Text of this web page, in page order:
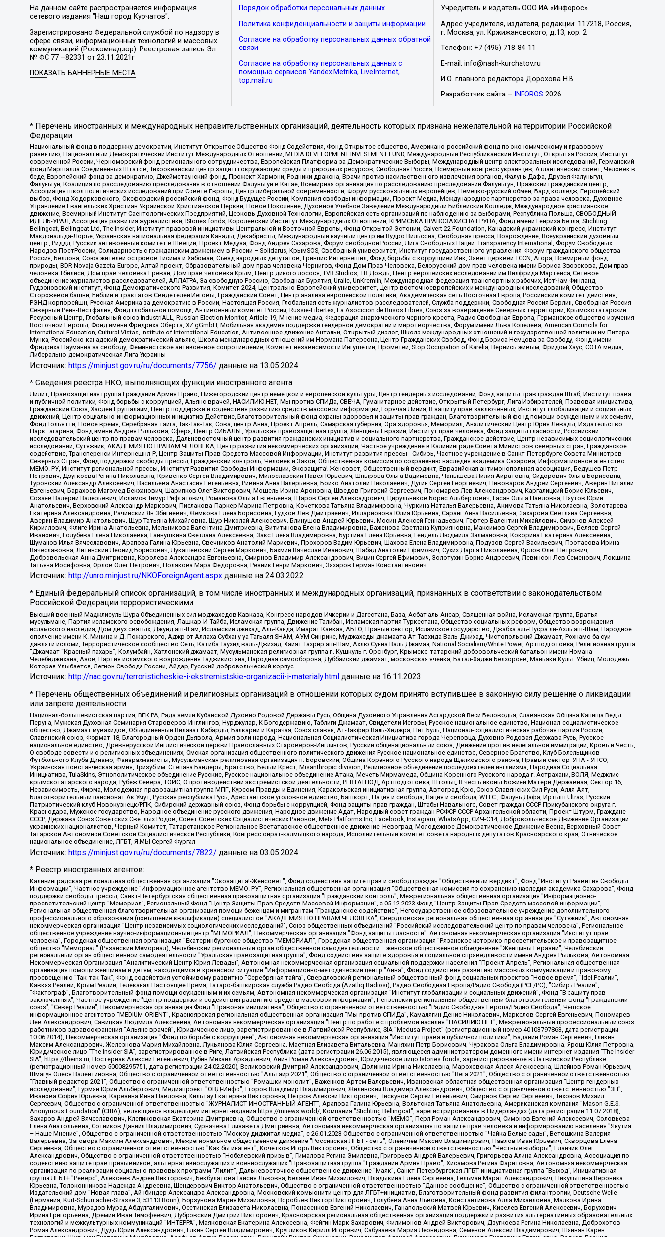
На данном сайте распространяется информация
сетевого издания "Наш город Курчатов".
Зарегистрировано Федеральной службой по надзору в
сфере связи, информационных технологий и массовых
коммуникаций (Роскомнадзор). Реестровая запись Эл
№ ФС 77 –82331 от 23.11.2021г
ПОКАЗАТЬ БАННЕРНЫЕ МЕСТА
Порядок обработки персональных данных
Политика конфиденциальности и защиты информации
Согласие на обработку персональных данных обратной
связи
Согласие на обработку персональных данных с
помощью сервисов Yandex.Metrika, LiveInternet,
top.mail.ru
Учредитель и издатель ООО ИА «Инфорос».
Адрес учредителя, издателя, редакции: 117218, Россия,
г. Москва, ул. Кржижановского, д.13, кор. 2
Телефон: +7 (495) 718-84-11
E-mail: info@nash-kurchatov.ru
И.О. главного редактора Дорохова Н.В.
Разработчик сайта – INFOROS 2026
* Перечень иностранных и международных неправительственных организаций, деятельность которых признана нежелательной на территории Российской
Федерации:
Национальный фонд в поддержку демократии, Институт Открытое Общество Фонд Содействия, Фонд Открытое общество, Американо-российский фонд по экономическому и правовому
развитию, Национальный Демократический Институт Международных Отношений, MEDIA DEVELOPMENT INVESTMENT FUND, Международный Республиканский Институт, Открытая Россия, Институт
современной России, Черноморский фонд регионального сотрудничества, Европейская Платформа за Демократические Выборы, Международный центр электоральных исследований, Германский
фонд Маршалла Соединенных Штатов, Тихоокеанский центр защиты окружающей среды и природных ресурсов, Свободная Россия, Всемирный конгресс украинцев, Атлантический совет, Человек в
беде, Европейский фонд за демократию, Джеймстаунский фонд, Прожект Хармони, Родники дракона, Врачи против насильственного извлечения органов, Фалунь Дафа, Друзья Фалуньгун,
Фалуньгун, Коалиция по расследованию преследования в отношении Фалуньгун в Китае, Всемирная организация по расследованию преследований Фалуньгун, Пражский гражданский центр,
Ассоциация школ политических исследований при Совете Европы, Центр либеральной современности, Форум русскоязычных европейцев, Немецко-русский обмен, Бард колледж, Европейский
выбор, Фонд Ходорковского, Оксфордский российский фонд, Фонд Будущее России, Компания свободы информации, Проект Медиа, Международное партнерство за права человека, Духовное
Управление Евангельских Христиан Украинской Христианской Церкви, Новое Поколение, Духовное Учебное Заведение Международный Библейский Колледж, Международное христианское
движение, Всемирный Институт Саентологических Предприятий, Церковь Духовной Технологии, Европейская сеть организаций по наблюдению за выборами, Республика Польша, СВОБОДНЫЙ
ИДЕЛЬ-УРАЛ, Ассоциация развития журналистики, IStories fonds, Королевский Институт Международных Отношений, КРИМСЬКА ПРАВОЗАХИСНА ГРУПА, Фонд имени Генриха Бёлля, Stichting
Bellingcat, Bellingcat Ltd, The Insider, Институт правовой инициативы Центральной и Восточной Европы, Фонд Открытой Эстонии, Calvert 22 Foundation, Канадский украинский конгресс, Институт
Макдональда-Лорье, Украинская национальная федерация Канады, Декабристы, Международный научный центр им Вудро Вильсона, Свободная пресса, Возрождение, Всеукраинский духовный
центр , Риддл, Русский антивоенный комитет в Швеции, Проект Медуза, Фонд Андрея Сахарова, Форум свободной России, Лига Свободных Наций, Transparеncy International, Форум Свободных
Народов ПостРоссии, Солидарность с гражданским движением в России – Solidarus, КрымSOS, Свободный университет, Институт государственного управления, Форум гражданского общества
Россия, Беллона, Союз жителей островов Тисима и Хабомаи, Съезд народных депутатов, Гринпис Интернешнл, Фонд борьбы с коррупцией Инк, Завет церквей TCCN, Агора, Всемирный фонд
природы, BDR Novaja Gazeta-Europe, Алтай проект, Образовательный дом прав человека Чернигов, Фонд Дом Прав Человека, Белорусский дом прав человека имени Бориса Звозскова, Дом прав
человека Тбилиси, Дом прав человека Ереван, Дом прав человека Крым, Центр дикого лосося, TVR Studios, ТВ Дождь, Центр европейских исследований им Вилфрида Мартенса, Сетевое
объединение журналистов расследователей, АЛЛАТРА, За свободную Россию, Свободная Бурятия, Uralic, UnKremlin, Международная федерация транспортных рабочих, ИстЧам Финланд,
Гудзоновский институт, Фонд Демократического Развития, Комитет-2024, Центрально-Европейский университет, Центр восточноевропейских и международных исследований, Общество
Сторожевой башни, Библии и трактатов Свидетелей Иеговы, Гражданский Совет, Центр анализа европейской политики, Академическая сеть Восточная Европа, Российский комитет действия,
РЭНД корпорейшн, Русская Америка за демократию в России, Настоящая Россия, Глобальная сеть журналистов-расследователей, Служба поддержки, Свободная Россия Берлин, Свободная Россия
Северный Рейн-Вестфалия, Фонд глобальной помощи, Антивоенный комитет России, Russie-Libertes, La Asocicion de Rusos Libres, Союз за возвращение Северных территорий, Крымскотатарский
Ресурсный Центр, Глобальный союз IndustriALL, Russian Election Monitor, Article 19, Мнение медиа, Федерация анархического черного креста, Радио Свободная Европа, Германское общество изучения
Восточной Европы, Фонд имени Фридриха Эберта, XZ gGmbH, Мобильная академия поддержки гендерной демократии и миротворчества, Форум имени Льва Копелева, American Councils for
International Education, Cultural Vistas, Institute of International Education, Антивоенное движение Антальи, Открытый диалог, Школа международных отношений и государственной политики им Питера
Мунка, Российско-канадский демократический альянс, Школа международных отношений им Нормана Патерсона, Центр Гражданских Свобод, Фонд Бориса Немцова за Свободу, Фонд имени
Фридриха Науманна за свободу, Феминистское антивоенное сопротивление, Комитет независимости Ингушетии, Прометей, Stop Occupation of Karelia, Вернись живым, Фридом Хаус, СОТА медиа,
Либерально-демократическая Лига Украины
Источник: https://minjust.gov.ru/ru/documents/7756/ данные на 13.05.2024
* Сведения реестра НКО, выполняющих функции иностранного агента:
Лилит, Правозащитная группа Гражданин.Армия.Право, Нижегородский центр немецкой и европейской культуры, Центр гендерных исследований, Фонд защиты прав граждан Штаб, Институт права
и публичной политики, Фонд борьбы с коррупцией, Альянс врачей, НАСИЛИЮ.НЕТ, Мы против СПИДа, СВЕЧА, Гуманитарное действие, Открытый Петербург, Лига Избирателей, Правовая инициатива,
Гражданский Союз, Хасдей Ерушалаим, Центр поддержки и содействия развитию средств массовой информации, Горячая Линия, В защиту прав заключенных, Институт глобализации и социальных
движений, Центр социально-информационных инициатив Действие, Благотворительный фонд охраны здоровья и защиты прав граждан, Благотворительный фонд помощи осужденным и их семьям,
Фонд Тольятти, Новое время, Серебряная тайга, Так-Так-Так, Сова, центр Анна, Проект Апрель, Самарская губерния, Эра здоровья, Мемориал, Аналитический Центр Юрия Левады, Издательство
Парк Гагарина, Фонд имени Андрея Рылькова, Сфера, Центр СИБАЛЬТ, Уральская правозащитная группа, Женщины Евразии, Институт прав человека, Фонд защиты гласности, Российский
исследовательский центр по правам человека, Дальневосточный центр развития гражданских инициатив и социального партнерства, Гражданское действие, Центр независимых социологических
исследований, Сутяжник, АКАДЕМИЯ ПО ПРАВАМ ЧЕЛОВЕКА, Центр развития некоммерческих организаций, Частное учреждение в Калининграде Совета Министров северных стран, Гражданское
содействие, Трансперенси Интернешнл-Р, Центр Защиты Прав Средств Массовой Информации, Институт развития прессы - Сибирь, Частное учреждение в Санкт-Петербурге Совета Министров
Северных Стран, Фонд поддержки свободы прессы, Гражданский контроль, Человек и Закон, Общественная комиссия по сохранению наследия академика Сахарова, Информационное агентство
МЕМО. РУ, Институт региональной прессы, Институт Развития Свободы Информации, Экозащита!-Женсовет, Общественный вердикт, Евразийская антимонопольная ассоциация, Бедушев Петр
Петрович, Дзугкоева Регина Николаевна, Кривенко Сергей Владимирович, Милославский Павел Юрьевич, Шнырова Ольга Вадимовна, Чанышева Лилия Айратовна, Сидорович Ольга Борисовна,
Туровский Александр Алексеевич, Васильева Анастасия Евгеньевна, Ривина Анна Валерьевна, Бойко Анатолий Николаевич, Дугин Сергей Георгиевич, Пивоваров Андрей Сергеевич, Аверин Виталий
Евгеньевич, Барахоев Магомед Бекханович, Шарипков Олег Викторович, Мошель Ирина Ароновна, Шведов Григорий Сергеевич, Пономарев Лев Александрович, Каргалицкий Борис Юльевич,
Созаев Валерий Валерьевич, Исламов Тимур Рифгатович, Романова Ольга Евгеньевна, Щаров Сергей Алексадрович, Цирульников Борис Альбертович, Гасан Ольга Павловна, Паутов Юрий
Анатольевич, Верховский Александр Маркович, Пислакова-Паркер Марина Петровна, Кочеткова Татьяна Владимировна, Чуркина Наталья Валерьевна, Акимова Татьяна Николаевна, Золотарева
Екатерина Александровна, Рачинский Ян Збигневич, Жемкова Елена Борисовна, Гудков Лев Дмитриевич, Илларионова Юлия Юрьевна, Саранг Анна Васильевна, Захарова Светлана Сергеевна,
Аверин Владимир Анатольевич, Щур Татьяна Михайловна, Щур Николай Алексеевич, Блинушов Андрей Юрьевич, Мосин Алексей Геннадьевич, Гефтер Валентин Михайлович, Симонов Алексей
Кириллович, Флиге Ирина Анатольевна, Мельникова Валентина Дмитриевна, Вититинова Елена Владимировна, Баженова Светлана Куприяновна, Максимов Сергей Владимирович, Беляев Сергей
Иванович, Голубева Елена Николаевна, Ганнушкина Светлана Алексеевна, Закс Елена Владимировна, Буртина Елена Юрьевна, Гендель Людмила Залмановна, Кокорина Екатерина Алексеевна,
Шуманов Илья Вячеславович, Арапова Галина Юрьевна, Свечников Анатолий Мариевич, Прохоров Вадим Юрьевич, Шахова Елена Владимировна, Подузов Сергей Васильевич, Протасова Ирина
Вячеславовна, Литинский Леонид Борисович, Лукашевский Сергей Маркович, Бахмин Вячеслав Иванович, Шабад Анатолий Ефимович, Сухих Дарья Николаевна, Орлов Олег Петрович,
Добровольская Анна Дмитриевна, Королева Александра Евгеньевна, Смирнов Владимир Александрович, Вицин Сергей Ефимович, Золотухин Борис Андреевич, Левинсон Лев Семенович, Локшина
Татьяна Иосифовна, Орлов Олег Петрович, Полякова Мара Федоровна, Резник Генри Маркович, Захаров Герман Константинович
Источник: http://unro.minjust.ru/NKOForeignAgent.aspx данные на 24.03.2022
* Единый федеральный список организаций, в том числе иностранных и международных организаций, признанных в соответствии с законодательством
Российской Федерации террористическими:
Высший военный Маджлисуль Шура Объединенных сил моджахедов Кавказа, Конгресс народов Ичкерии и Дагестана, База, Асбат аль-Ансар, Священная война, Исламская группа, Братья-
мусульмане, Партия исламского освобождения, Лашкар-И-Тайба, Исламская группа, Движение Талибан, Исламская партия Туркестана, Общество социальных реформ, Общество возрождения
исламского наследия, Дом двух святых, Джунд аш-Шам, Исламский джихад, Аль-Каида, Имарат Кавказ, АБТО, Правый сектор, Исламское государство, Джабха аль-Нусра ли-Ахль аш-Шам, Народное
ополчение имени К. Минина и Д. Пожарского, Аджр от Аллаха Субхану уа Тагьаля SHAM, АУМ Синрике, Муджахеды джамаата Ат-Тавхида Валь-Джихад, Чистопольский Джамаат, Рохнамо ба суи
давлати исломи, Террористическое сообщество Сеть, Катиба Таухид валь-Джихад, Хайят Тахрир аш-Шам, Ахлю Сунна Валь Джамаа, National Socialism/White Power, Артподготовка, Религиозная группа
“Джамаат “Красный пахарь”, Колумбайн, Хатлонский джамаат, Мусульманская религиозная группа п. Кушкуль г. Оренбург, Крымско-татарский добровольческий батальон имени Номана
Челебиджихана, Азов, Партия исламского возрождения Таджикистана, Народная самооборона, Дуббайский джамаат, московская ячейка, Батал-Хаджи Белхороев, Маньяки Культ Убийц, Молодёжь
Которая Улыбается, Легион Свобода России, Айдар, Русский добровольческий корпус
Источник: http://nac.gov.ru/terroristicheskie-i-ekstremistskie-organizacii-i-materialy.html данные на 16.11.2023
* Перечень общественных объединений и религиозных организаций в отношении которых судом принято вступившее в законную силу решение о ликвидации
или запрете деятельности:
Национал-большевистская партия, ВЕК РА, Рада земли Кубанской Духовно Родовой Державы Русь, Община Духовного Управления Асгардской Веси Беловодья, Славянская Община Капища Веды
Перуна, Мужская Духовная Семинария Староверов-Инглингов, Нурджулар, К Богодержавию, Таблиги Джамаат, Свидетели Иеговы, Русское национальное единство, Национал-социалистическое
общество, Джамаат мувахидов, Объединенный Вилайат Кабарды, Балкарии и Карачая, Союз славян, Ат-Такфир Валь-Хиджра, Пит Буль, Национал-социалистическая рабочая партия России,
Славянский союз, Формат-18, Благородный Орден Дьявола, Армия воли народа, Национальная Социалистическая Инициатива города Череповца, Духовно-Родовая Держава Русь, Русское
национальное единство, Древнерусской Инглистической церкви Православных Староверов-Инглингов, Русский общенациональный союз, Движение против нелегальной иммиграции, Кровь и Честь,
О свободе совести и о религиозных объединениях, Омская организация общественного политического движения Русское национальное единство, Северное Братство, Клуб Болельщиков
Футбольного Клуба Динамо, Файзрахманисты, Мусульманская религиозная организация п. Боровский, Община Коренного Русского народа Щелковского района, Правый сектор, УНА - УНСО,
Украинская повстанческая армия, Тризуб им. Степана Бандеры, Братство, Белый Крест, Misanthropic division, Религиозное объединение последователей инглиизма, Народная Социальная
Инициатива, TulaSkins, Этнополитическое объединение Русские, Русское национальное объединение Атака, Мечеть Мирмамеда, Община Коренного Русского народа г. Астрахани, ВОЛЯ, Меджлис
крымскотатарского народа, Рубеж Севера, ТОЙС, О противодействии экстремистской деятельности, РЕВТАТПОД, Артподготовка, Штольц, В честь иконы Божией Матери Державная, Сектор 16,
Независимость, Фирма, Молодежная правозащитная группа МПГ, Курсом Правды и Единения, Каракольская инициативная группа, Автоград Крю, Союз Славянских Сил Руси, Алля-Аят,
Благотворительный пансионат Ак Умут, Русская республика Русь, Арестантское уголовное единство, Башкорт, Нация и свобода, Нация и свобода, W.H.С., Фалунь Дафа, Иртыш Ultras, Русский
Патриотический клуб-Новокузнецк/РПК, Сибирский державный союз, Фонд борьбы с коррупцией, Фонд защиты прав граждан, Штабы Навального, Совет граждан СССР Прикубанского округа г.
Краснодара, Мужское государство, Народное объединение русского движения, Народное движение Адат, Народный совет граждан РСФСР СССР Архангельской области, Проект Штурм, Граждане
СССР, Держава Союз Советских Светлых Родов, Совет Советских Социалистических Районов, Meta Platforms Inc, Facebook, Instagram, WhatsApp, СИЧ-С14, Добровольческое Движение Организации
украинских националистов, Черный Комитет, Татарстанское Региональное Всетатарское общественное движение, Невоград, Молодежное Демократическое Движение Весна, Верховный Совет
Татарской Автономной Советской Социалистической Республики, Конгресс ойрат-калмыцкого народа, Исполнительный комитет совета народных депутатов Красноярского края, Этническое
национальное объединение, ЛГБТ, Я.МЫ Сергей Фургал
Источник: https://minjust.gov.ru/ru/documents/7822/ данные на 03.05.2024
* Реестр иностранных агентов:
Калининградская региональная общественная организация "Экозащита!-Женсовет", Фонд содействия защите прав и свобод граждан "Общественный вердикт", Фонд "Институт Развития Свободы Информации", Частное учреждение "Информационное агентство МЕМО. РУ", Региональная общественная организация "Общественная комиссия по сохранению наследия академика Сахарова", Фонд поддержки свободы прессы, Санкт-Петербургская общественная правозащитная организация "Гражданский контроль", Межрегиональная общественная организация "Информационно-просветительский центр "Мемориал", Региональный Фонд "Центр Защиты Прав Средств Массовой Информации", с 05.12.2023 Фонд "Центр Защиты Прав Средств массовой информации", Региональная общественная благотворительная организация помощи беженцам и мигрантам "Гражданское содействие", Негосударственное образовательное учреждение дополнительного профессионального образования (повышение квалификации) специалистов "АКАДЕМИЯ ПО ПРАВАМ ЧЕЛОВЕКА", Свердловская региональная общественная организация "Сутяжник", Автономная некоммерческая организация "Центр независимых социологических исследований", Союз общественных объединений "Российский исследовательский центр по правам человека", Региональное общественное учреждение научно-информационный центр "МЕМОРИАЛ", Некоммерческая организация "Фонд защиты гласности", Автономная некоммерческая организация "Институт прав человека", Городская общественная организация "Екатеринбургское общество "МЕМОРИАЛ", Городская общественная организация "Рязанское историко-просветительское и правозащитное общество "Мемориал" (Рязанский Мемориал), Челябинский региональный орган общественной самодеятельности – женское общественное объединение "Женщины Евразии", Челябинский региональный орган общественной самодеятельности "Уральская правозащитная группа", Фонд содействия защите здоровья и социальной справедливости имени Андрея Рылькова, Автономная Некоммерческая Организация "Аналитический Центр Юрия Левады", Автономная некоммерческая организация социальной поддержки населения "Проект Апрель", Региональная общественная организация помощи женщинам и детям, находящимся в кризисной ситуации "Информационно-методический центр "Анна", Фонд содействия развитию массовых коммуникаций и правовому просвещению "Так-так-Так", Фонд содействия устойчивому развитию "Серебряная тайга", Свердловский региональный общественный фонд социальных проектов "Новое время", "Idel.Реалии", Кавказ.Реалии, Крым.Реалии, Телеканал Настоящее Время, Татаро-башкирская служба Радио Свобода (Azatliq Radiosi), Радио Свободная Европа/Радио Свобода (PCE/PC), "Сибирь.Реалии", "Фактограф", Благотворительный фонд помощи осужденным и их семьям, Автономная некоммерческая организация "Институт глобализации и социальных движений", Фонд "В защиту прав заключенных", Частное учреждение "Центр поддержки и содействия развитию средств массовой информации", Пензенский региональный общественный благотворительный фонд "Гражданский союз", "Север.Реалии", Некоммерческая организация Фонд "Правовая инициатива", Общество с ограниченной ответственностью "Радио Свободная Европа/Радио Свобода", Чешское информационное агентство "MEDIUM-ORIENT", Красноярская региональная общественная организация "Мы против СПИДа", Камалягин Денис Николаевич, Маркелов Сергей Евгеньевич, Пономарев Лев Александрович, Савицкая Людмила Алексеевна, Автономная некоммерческая организация "Центр по работе с проблемой насилия "НАСИЛИЮ.НЕТ", Межрегиональный профессиональный союз работников здравоохранения "Альянс врачей", Юридическое лицо, зарегистрированное в Латвийской Республике, SIA "Medusa Project" (регистрационный номер 40103797863, дата регистрации 10.06.2014), Некоммерческая организация "Фонд по борьбе с коррупцией", Автономная некоммерческая организация "Институт права и публичной политики", Баданин Роман Сергеевич, Гликин Максим Александрович, Железнова Мария Михайловна, Лукьянова Юлия Сергеевна, Маетная Елизавета Витальевна, Маняхин Петр Борисович, Чуракова Ольга Владимировна, Ярош Юлия Петровна, Юридическое лицо "The Insider SIA", зарегистрированное в Риге, Латвийская Республика (дата регистрации 26.06.2015), являющееся администратором доменного имени интернет-издания "The Insider SIA", https://theins.ru, Постернак Алексей Евгеньевич, Рубин Михаил Аркадьевич, Анин Роман Александрович, Юридическое лицо Istories fonds, зарегистрированное в Латвийской Республике (регистрационный номер 50008295751, дата регистрации 24.02.2020), Великовский Дмитрий Александрович, Долинина Ирина Николаевна, Мароховская Алеся Алексеевна, Шлейнов Роман Юрьевич, Шмагун Олеся Валентиновна, Общество с ограниченной ответственностью "Альтаир 2021", Общество с ограниченной ответственностью "Вега 2021", Общество с ограниченной ответственностью "Главный редактор 2021", Общество с ограниченной ответственностью "Ромашки монолит", Важенков Артем Валерьевич, Ивановская областная общественная организация "Центр гендерных исследований", Гурман Юрий Альбертович, Медиапроект "ОВД-Инфо", Егоров Владимир Владимирович, Жилинский Владимир Александрович, Общество с ограниченной ответственностью "ЗП", Иванова София Юрьевна, Карезина Инна Павловна, Кильтау Екатерина Викторовна, Петров Алексей Викторович, Пискунов Сергей Евгеньевич, Смирнов Сергей Сергеевич, Тихонов Михаил Сергеевич, Общество с ограниченной ответственностью "ЖУРНАЛИСТ-ИНОСТРАННЫЙ АГЕНТ", Арапова Галина Юрьевна, Вольтская Татьяна Анатольевна, Американская компания "Mason G.E.S. Anonymous Foundation" (США), являющаяся владельцем интернет-издания https://mnews.world/, Компания "Stichting Bellingcat", зарегистрированная в Нидерландах (дата регистрации 11.07.2018), Захаров Андрей Вячеславович, Клепиковская Екатерина Дмитриевна, Общество с ограниченной ответственностью "МЕМО", Перл Роман Александрович, Симонов Евгений Алексеевич, Соловьева Елена Анатольевна, Сотников Даниил Владимирович, Сурначева Елизавета Дмитриевна, Автономная некоммерческая организация по защите прав человека и информированию населения "Якутия – Наше Мнение", Общество с ограниченной ответственностью "Москоу диджитал медиа", с 26.01.2023 Общество с ограниченной ответственностью "Чайка Белые сады", Ветошкина Валерия Валерьевна, Заговора Максим Александрович, Межрегиональное общественное движение "Российская ЛГБТ - сеть", Оленичев Максим Владимирович, Павлов Иван Юрьевич, Скворцова Елена Сергеевна, Общество с ограниченной ответственностью "Как бы инагент", Кочетков Игорь Викторович, Общество с ограниченной ответственностью "Честные выборы", Еланчик Олег Александрович, Общество с ограниченной ответственностью "Нобелевский призыв", Гималова Регина Эмилевна, Григорьев Андрей Валерьевич, Григорьева Алина Александровна, Ассоциация по содействию защите прав призывников, альтернативнослужащих и военнослужащих "Правозащитная группа "Гражданин.Армия.Право", Хисамова Регина Фаритовна, Автономная некоммерческая организация по реализации социально-правовых программ "Лилит", Дальневосточное общественное движение "Маяк", Санкт-Петербургская ЛГБТ-инициативная группа "Выход", Инициативная группа ЛГБТ+ "Реверс", Алексеев Андрей Викторович, Бекбулатова Таисия Львовна, Беляев Иван Михайлович, Владыкина Елена Сергеевна, Гельман Марат Александрович, Никульшина Вероника Юрьевна, Толоконникова Надежда Андреевна, Шендерович Виктор Анатольевич, Общество с ограниченной ответственностью "Данное сообщение", Общество с ограниченной ответственностью Издательский дом "Новая глава", Айнбиндер Александра Александровна, Московский комьюнити-центр для ЛГБТ+инициатив, Благотворительный фонд развития филантропии, Deutsche Welle (Германия, Kurt-Schumacher-Strasse 3, 53113 Bonn), Борзунова Мария Михайловна, Воробьев Виктор Викторович, Голубева Анна Львовна, Константинова Алла Михайловна, Малкова Ирина Владимировна, Мурадов Мурад Абдулгалимович, Осетинская Елизавета Николаевна, Понасенков Евгений Николаевич, Ганапольский Матвей Юрьевич, Киселев Евгений Алексеевич, Борухович Ирина Григорьевна, Дремин Иван Тимофеевич, Дубровский Дмитрий Викторович, Красноярская региональная общественная организация поддержки и развития альтернативных образовательных технологий и межкультурных коммуникаций "ИНТЕРРА", Маяковская Екатерина Алексеевна, Фейгин Марк Захарович, Филимонов Андрей Викторович, Дзугкоева Регина Николаевна, Доброхотов Роман Александрович, Дудь Юрий Александрович, Елкин Сергей Владимирович, Кругликов Кирилл Игоревич, Сабунаева Мария Леонидовна, Семенов Алексей Владимирович, Шаинян Карен Багратович, Шульман Екатерина Михайловна, Асафьев Артур Валерьевич, Вахштайн Виктор Семенович, Венедиктов Алексей Алексеевич, Лушникова Екатерина Евгеньевна, Волков Леонид Михайлович, Невзоров Александр Глебович, Пархоменко Сергей Борисович, Сироткин Ярослав Николаевич, Кара-Мурза Владимир Владимирович, Баранова Наталья Владимировна, Гозман Леонид Яковлевич, Кагарлицкий Борис Юльевич, Климарев Михаил Валерьевич, Милов Владимир Станиславович, Автономная некоммерческая организация Краснодарский центр современного искусства "Типография", Моргенштерн Алишер Тагирович, Соболь Любовь Эдуардовна, Общество с ограниченной ответственностью "ЛИЗА НОРМ", Каспаров Гарри Кимович, Ходорковский Михаил Борисович, Общество с ограниченной ответственностью "Апрельские тезисы", Данилович Ирина Брониславовна, Кашин Олег Владимирович, Петров Николай Владимирович, Пивоваров Алексей Владимирович, Соколов Михаил Владимирович, Цветкова Юлия Владимировна, Чичваркин Евгений Александрович, Комитет против пыток/Команда против пыток, Общество с ограниченной ответственностью "Первый научный", Общество с ограниченной ответственностью "Вертолет и ко", Белоцерковская Вероника Борисовна, Кац Максим Евгеньевич, Лазарева Татьяна Юрьевна, Шаведдинов Руслан Табризович, Яшин Илья Валерьевич, Общество с ограниченной ответственностью "Иноагент ААВ", Алешковский Дмитрий Петрович, Альбац Евгения Марковна, Быков Дмитрий Львович, Галямина Юлия Евгеньевна, Лойко Сергей Леонидович, Мартынов Кирилл Константинович, Медведев Сергей Александрович, Крашенинников Федор Геннадиевич, Гордеева Катерина Вл